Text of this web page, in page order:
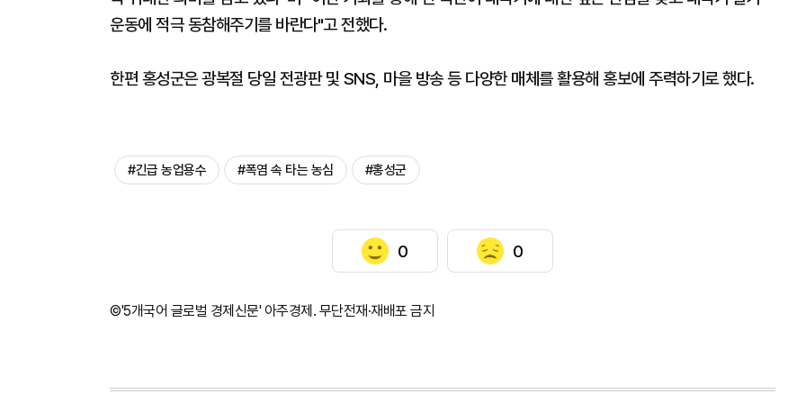
운동에 적극 동참해주기를 바란다"고 전했다.
한편 홍성군은 광복절 당일 전광판 및 SNS, 마을 방송 등 다양한 매체를 활용해 홍보에 주력하기로 했다.
#긴급 농업용수 #폭염 속 타는 농심 #홍성군
0 0
©'5개국어 글로벌 경제신문' 아주경제. 무단전재·재배포 금지